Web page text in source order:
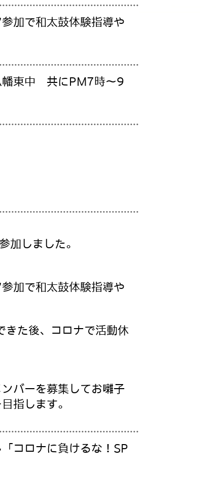
加で和太鼓体験指導や
幡東中 共にPM7時〜9
加しました。
加で和太鼓体験指導や
きた後、コロナで活動休
バーを募集してお囃子
指します。
コロナに負けるな！SP